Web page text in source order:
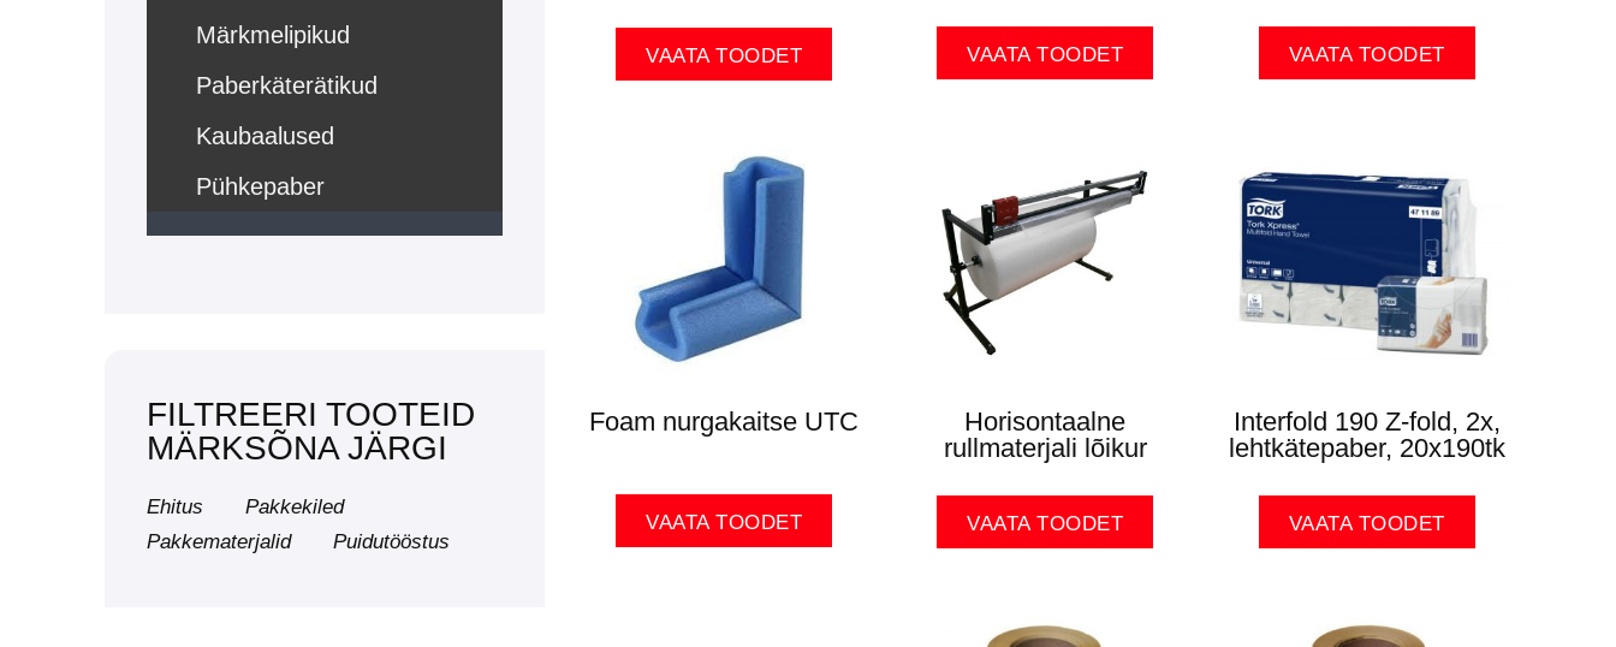
VAATA TOODET VAATA TOODET VAATA TOODET
Foam nurgakaitse UTC
VAATA TOODET
Horisontaalne
rullmaterjali lõikur
VAATA TOODET
Interfold 190 Z-fold, 2x,
lehtkätepaber, 20x190tk
VAATA TOODET
Märkmelipikud
Paberkäterätikud
Kaubaalused
Pühkepaber
FILTREERI TOOTEID
MÄRKSÕNA JÄRGI
Ehitus
Pakkekiled
Pakkematerjalid
Puidutööstus